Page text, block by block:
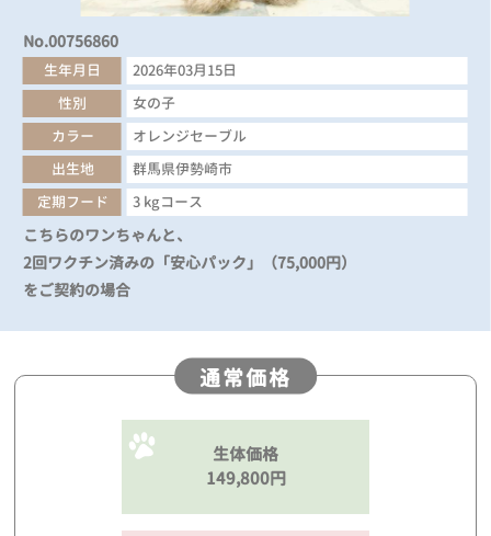
No.00756860
生年月日
2026年03月15日
性別
女の子
カラー
オレンジセーブル
出生地
群馬県伊勢崎市
定期フード
3 kgコース
こちらのワンちゃんと、
2回ワクチン済みの「安心パック」（75,000円）
をご契約の場合
通常価格
生体価格
149,800円